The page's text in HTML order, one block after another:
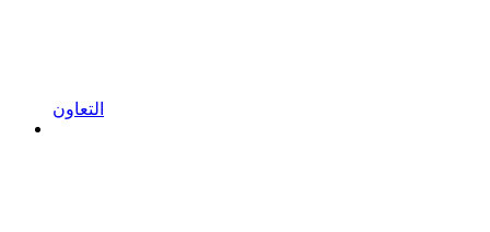
التعاون